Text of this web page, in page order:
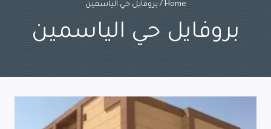
Home
/ بروفايل حي الياسمين
بروفايل حي الياسمين